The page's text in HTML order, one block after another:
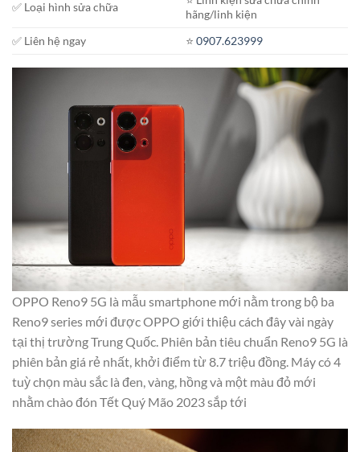
✅ Loại hình sửa chữa
hãng/linh kiện
✅ Liên hệ ngay
⭐️0907.623999
OPPO Reno9 5G là mẫu smartphone mới nằm trong bộ ba
Reno9 series mới được OPPO giới thiệu cách đây vài ngày
tại thị trường Trung Quốc. Phiên bản tiêu chuẩn Reno9 5G là
phiên bản giá rẻ nhất, khởi điểm từ 8.7 triệu đồng. Máy có 4
tuỳ chọn màu sắc là đen, vàng, hồng và một màu đỏ mới
nhằm chào đón Tết Quý Mão 2023 sắp tới